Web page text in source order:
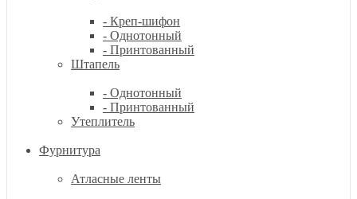
- Креп-шифон
- Однотонный
- Принтованный
Штапель
- Однотонный
- Принтованный
Утеплитель
Фурнитура
Атласные ленты